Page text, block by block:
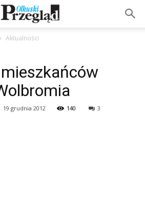
Aktualności
19 grudnia 2012 140 3